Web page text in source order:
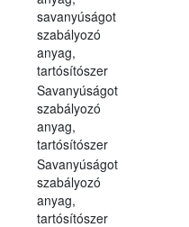
savanyúságot
szabályozó
anyag,
tartósítószer
Savanyúságot
szabályozó
anyag,
tartósítószer
Savanyúságot
szabályozó
anyag,
tartósítószer